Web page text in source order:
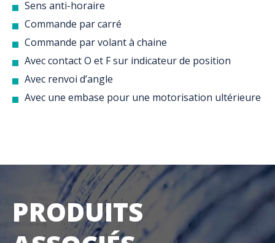
Sens anti-horaire
Commande par carré
Commande par volant à chaine
Avec contact O et F sur indicateur de position
Avec renvoi d’angle
Avec une embase pour une motorisation ultérieure
PRODUITS